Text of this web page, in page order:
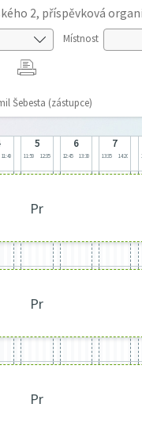
2, příspěvková
Místnost
Šebesta (zástupce)
11:40
5
11:50 12:35
6
12:45 13:30
7
13:35 14:20
Pr
Pr
Pr